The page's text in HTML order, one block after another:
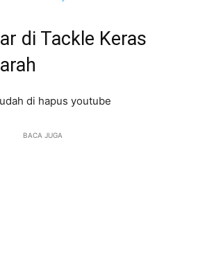
di Tackle Keras
di hapus youtube
BACA JUGA